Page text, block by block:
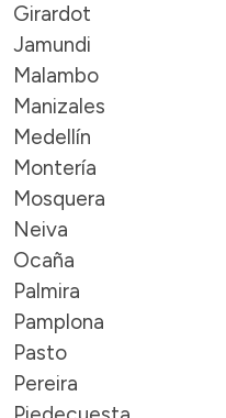
Girardot
Jamundi
Malambo
Manizales
Medellín
Montería
Mosquera
Neiva
Ocaña
Palmira
Pamplona
Pasto
Pereira